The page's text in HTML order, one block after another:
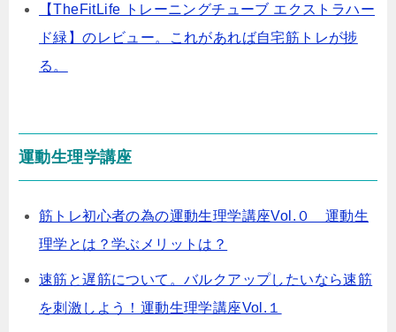
【TheFitLife トレーニングチューブ エクストラハー
ド緑】のレビュー。これがあれば自宅筋トレが捗
る。
運動生理学講座
筋トレ初心者の為の運動生理学講座Vol.０ 運動生
理学とは？学ぶメリットは？
速筋と遅筋について。バルクアップしたいなら速筋
を刺激しよう！運動生理学講座Vol.１